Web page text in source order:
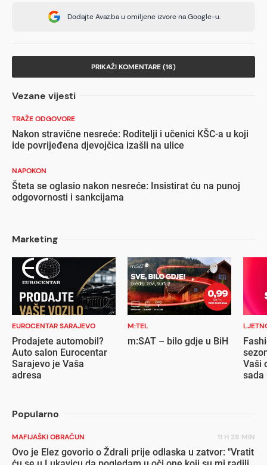
Dodajte Avaz.ba u omiljene izvore na Google-u.
PRIKAŽI KOMENTARE (16)
Vezane vijesti
TRAŽE ODGOVORE
Nakon stravične nesreće: Roditelji i učenici KŠC-a u koji
ide povrijeđena djevojčica izašli na ulice
NAPOKON
Šteta se oglasio nakon nesreće: Insistirat ću na punoj
odgovornosti i sankcijama
Marketing
EUROCENTAR SARAJEVO
Prodajete automobil?
Auto salon Eurocentar
Sarajevo je Vaša
adresa
M:TEL
m:SAT – bilo gdje u BiH
Vaši
sada
Popularno
MAFIJAŠKI OBRAČUN 11 H 28 MIN
Ovo je Elez govorio o Ždrali prije odlaska u zatvor: "Vratit